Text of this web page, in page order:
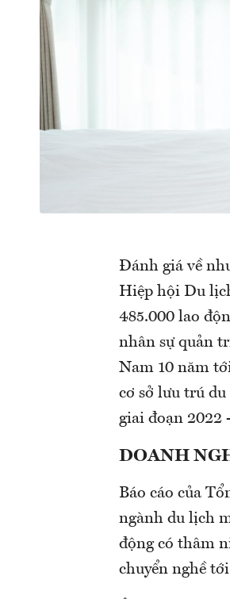
Đánh giá về
Hiệp hội Du
485.000 lao
nhân sự quản
Nam 10 năm
cơ sở lưu trú
giai đoạn 2022
DOANH
Báo cáo của
ngành du lịch
động có thâm
chuyển nghề